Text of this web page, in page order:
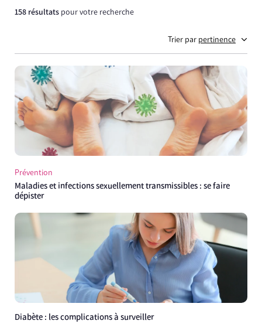
158 résultats pour votre recherche
Trier par pertinence
Prévention
Maladies et infections sexuellement transmissibles : se faire
dépister
Diabète : les complications à surveiller